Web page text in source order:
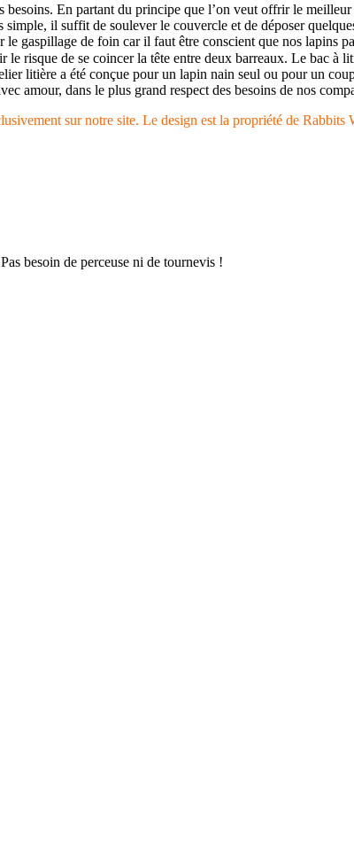
En partant du principe que l’on veut offrir le
il suffit de soulever le couvercle et de déposer
gaspillage de foin car il faut être conscient que nos lapins
risque de se coincer la tête entre deux barreaux. Le bac à
litière a été conçue pour un lapin nain seul ou pour un
amour, dans le plus grand respect des besoins de nos
sur notre site. Le design est la propriété de Rabbits
besoin de perceuse ni de tournevis !